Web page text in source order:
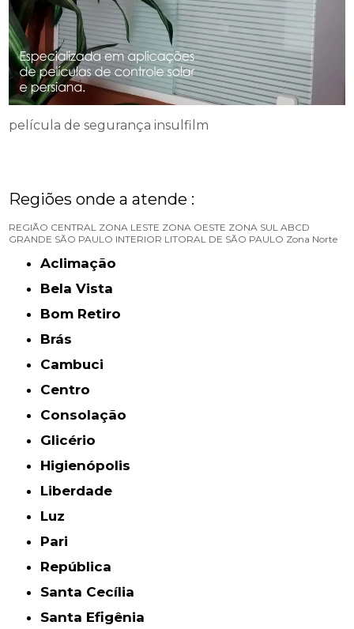
película de segurança insulfilm
Regiões onde a atende :
REGIÃO CENTRAL ZONA LESTE ZONA OESTE ZONA SUL ABCD
GRANDE SÃO PAULO INTERIOR LITORAL DE SÃO PAULO Zona Norte
Aclimação
Bela Vista
Bom Retiro
Brás
Cambuci
Centro
Consolação
Glicério
Higienópolis
Liberdade
Luz
Pari
República
Santa Cecília
Santa Efigênia